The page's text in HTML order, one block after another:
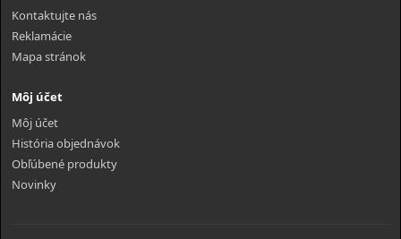
Kontaktujte nás
Reklamácie
Mapa stránok
Môj účet
Môj účet
História objednávok
Obľúbené produkty
Novinky